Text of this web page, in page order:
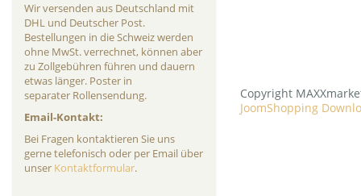
Wir versenden aus Deutschland mit
DHL und Deutscher Post.
Bestellungen in die Schweiz werden
ohne MwSt. verrechnet, können aber
zu Zollgebühren führen und dauern
etwas länger. Poster in
separater Rollensendung.
Email-Kontakt:
Bei Fragen kontaktieren Sie uns
gerne telefonisch oder per Email über
unser Kontaktformular.
Copyright
JoomShopping